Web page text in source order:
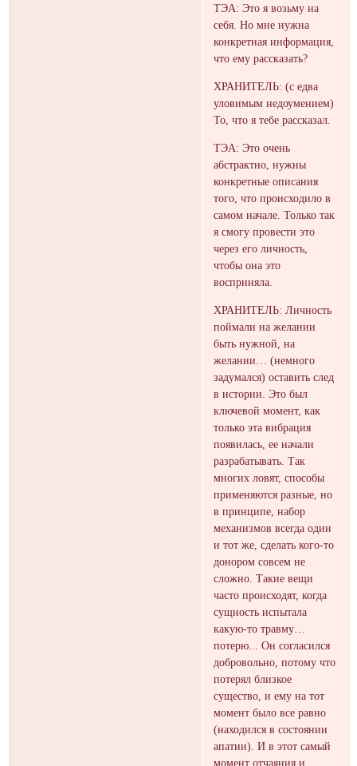
ТЭА: Это я возьму на
себя. Но мне нужна
конкретная информация,
что ему рассказать?
ХРАНИТЕЛЬ: (с едва
уловимым недоумением)
То, что я тебе рассказал.
ТЭА: Это очень
абстрактно, нужны
конкретные описания
того, что происходило в
самом начале. Только так
я смогу провести это
через его личность,
чтобы она это
восприняла.
ХРАНИТЕЛЬ: Личность
поймали на желании
быть нужной, на
желании… (немного
задумался) оставить след
в истории. Это был
ключевой момент, как
только эта вибрация
появилась, ее начали
разрабатывать. Так
многих ловят, способы
применяются разные, но
в принципе, набор
механизмов всегда один
и тот же, сделать кого-то
донором совсем не
сложно. Такие вещи
часто происходят, когда
сущность испытала
какую-то травму…
потерю... Он согласился
добровольно, потому что
потерял близкое
существо, и ему на тот
момент было все равно
(находился в состоянии
апатии). И в этот самый
момент отчаяния и